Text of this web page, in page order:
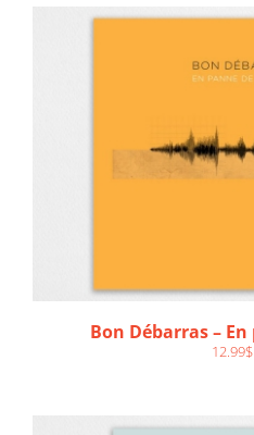
Bon Débarras –
12.99$